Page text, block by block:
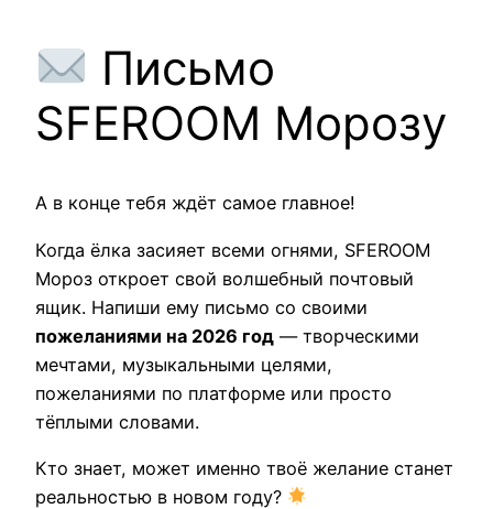
Письмо
SFEROOM Морозу
А в конце тебя ждёт самое главное!
Когда ёлка засияет всеми огнями, SFEROOM
Мороз откроет свой волшебный почтовый
ящик. Напиши ему письмо со своими
пожеланиями на 2026 год — творческими
мечтами, музыкальными целями,
пожеланиями по платформе или просто
тёплыми словами.
Кто знает, может именно твоё желание станет
реальностью в новом году?